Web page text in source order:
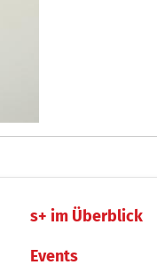
s+ im Überblick
Events